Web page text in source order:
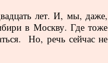
лет. И, мы, даже,
в Москву. Где тоже
Но, речь сейчас не